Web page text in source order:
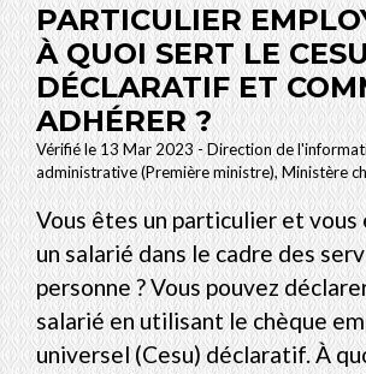
PARTICULIER
À QUOI SERT LE
DÉCLARATIF ET
ADHÉRER ?
Vérifié le 13 Mar 2023 - Direction de
administrative (Première ministre), Ministère
Vous êtes un particulier et vous
un salarié dans le cadre des
personne ? Vous pouvez
salarié en utilisant le chèque
universel (Cesu) déclaratif. À